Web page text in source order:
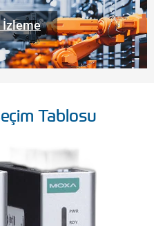
İzleme
Tablosu